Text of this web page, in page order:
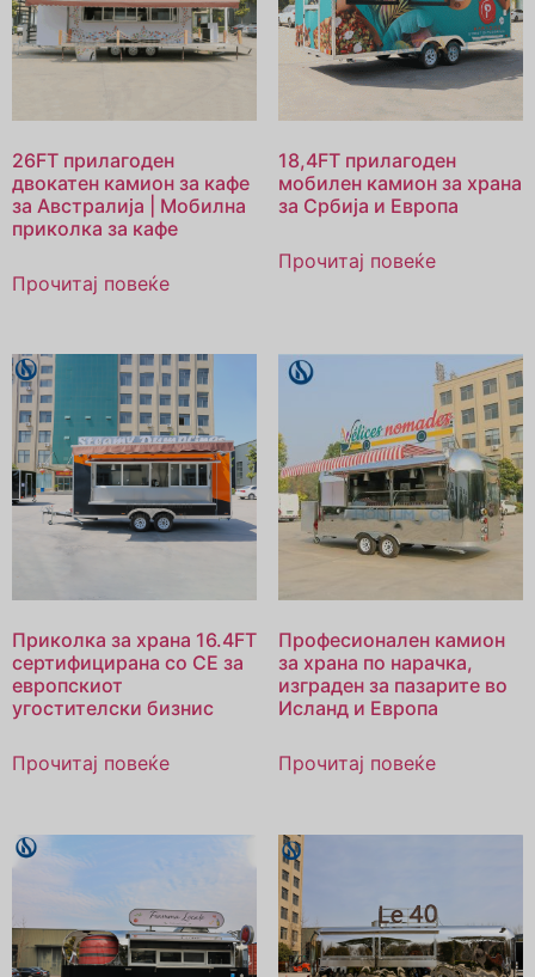
26FT прилагоден
двокатен камион за кафе
за Австралија | Мобилна
приколка за кафе
Прочитај повеќе
18,4FT прилагоден
мобилен камион за храна
за Србија и Европа
Прочитај повеќе
Приколка за храна 16.4FT
сертифицирана со CE за
европскиот
угостителски бизнис
Прочитај повеќе
Професионален камион
за храна по нарачка,
изграден за пазарите во
Исланд и Европа
Прочитај повеќе